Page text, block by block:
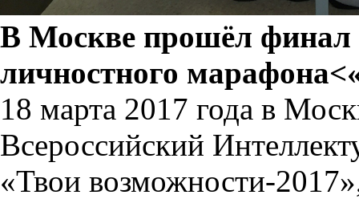
В Москве прошёл финал
личностного
18 марта 2017 года в
Всероссийский
«Твои возможности-